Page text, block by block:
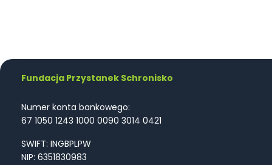
Fundacja Przystanek Schronisko
Numer konta bankowego:
67 1050 1243 1000 0090 3014 0421
SWIFT: INGBPLPW
NIP: 6351830983